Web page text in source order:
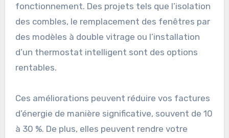
fonctionnement. Des projets tels que l’isolation
des combles, le remplacement des fenêtres par
des modèles à double vitrage ou l’installation
d’un thermostat intelligent sont des options
rentables.
Ces améliorations peuvent réduire vos factures
d’énergie de manière significative, souvent de 10
à 30 %. De plus, elles peuvent rendre votre